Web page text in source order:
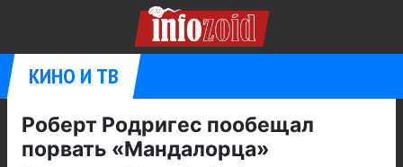
КИНО И ТВ
Роберт Родригес пообещал
порвать «Мандалорца»